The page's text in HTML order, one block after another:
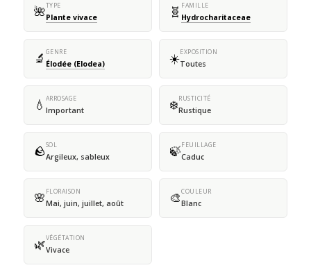
🌺TYPE
Plante vivace 🧬 FAMILLE
Hydrocharitaceae
🔬 GENRE
Élodée (Elodea) ☀️EXPOSITION
Toutes
💧 ARROSAGE
Important ❄️RUSTICITÉ
Rustique
🪨SOL
Argileux, sableux 🍃FEUILLAGE
Caduc
🌸 FLORAISON
Mai, juin, juillet, août 🎨COULEUR
Blanc
🌿VÉGÉTATION
Vivace